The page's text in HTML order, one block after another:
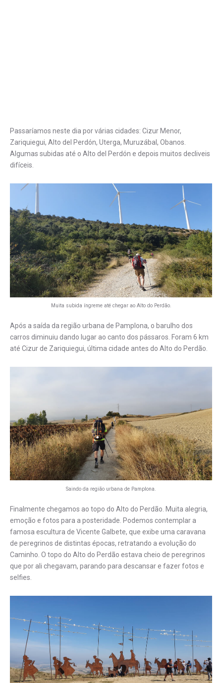
Passaríamos neste dia por várias cidades: Cizur Menor,
Zariquiegui, Alto del Perdón, Uterga, Muruzábal, Obanos.
Algumas subidas até o Alto del Perdón e depois muitos decliveis
difíceis.
Muita subida íngreme até chegar ao Alto do Perdão.
Após a saída da região urbana de Pamplona, o barulho dos
carros diminuiu dando lugar ao canto dos pássaros. Foram 6 km
até Cizur de Zariquiegui, última cidade antes do Alto do Perdão.
Saindo da região urbana de Pamplona.
Finalmente chegamos ao topo do Alto do Perdão. Muita alegria,
emoção e fotos para a posteridade. Podemos contemplar a
famosa escultura de Vicente Galbete, que exibe uma caravana
de peregrinos de distintas épocas, retratando a evolução do
Caminho. O topo do Alto do Perdão estava cheio de peregrinos
que por ali chegavam, parando para descansar e fazer fotos e
selfies.